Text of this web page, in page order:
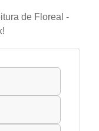
de Floreal -